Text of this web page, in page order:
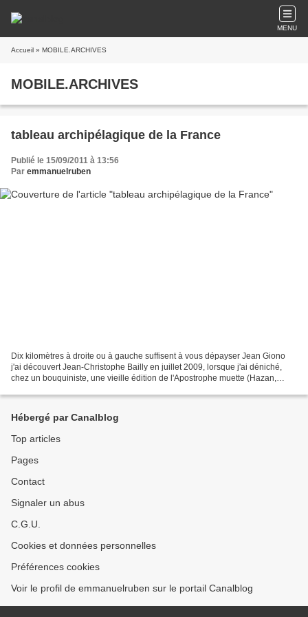
MENU
Accueil » MOBILE.ARCHIVES
MOBILE.ARCHIVES
tableau archipélagique de la France
Publié le 15/09/2011 à 13:56
Par emmanuelruben
Dix kilomètres à droite ou à gauche suffisent à vous dépayser Jean Giono
j'ai découvert Jean-Christophe Bailly en juillet 2009, lorsque j'ai déniché,
chez un bouquiniste, une vieille édition de l'Apostrophe muette (Hazan,
Hébergé par Canalblog
Top articles
Pages
Contact
Signaler un abus
C.G.U.
Cookies et données personnelles
Préférences cookies
Voir le profil de emmanuelruben sur le portail Canalblog